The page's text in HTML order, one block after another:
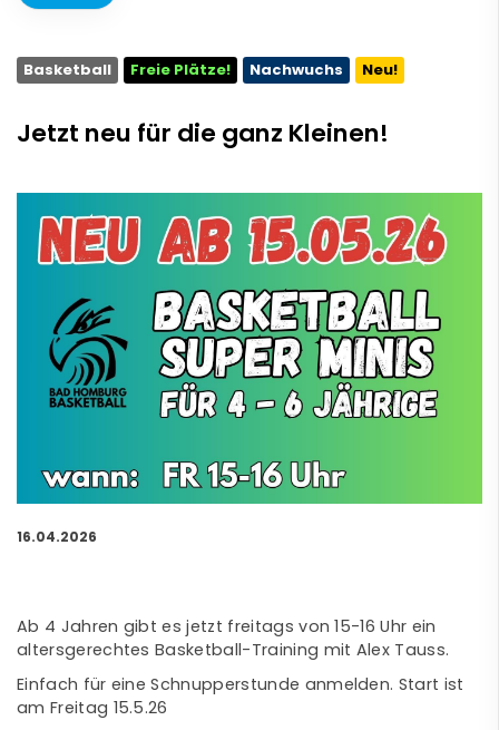
Basketball Freie Plätze! Nachwuchs Neu!
Jetzt neu für die ganz Kleinen!
16.04.2026
Ab 4 Jahren gibt es jetzt freitags von 15-16 Uhr ein
altersgerechtes Basketball-Training mit Alex Tauss.
Einfach für eine Schnupperstunde anmelden. Start ist
am Freitag 15.5.26